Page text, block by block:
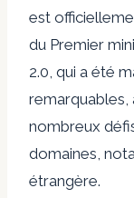
est
du Premier
2.0, qui a été
nombreux
domaines,
étrangère.